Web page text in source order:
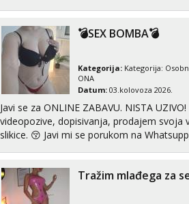
Tel:
tel:0,93€ - mob:1,12€ min
Kristina
Razgovaram :)
Učiteljica iz predgrađa traži...
Tel: 064/677-677
- Kod: #160
tel:0,93€ - mob:1,12€ min
Obavijesti me kada se
Snježana
nisi vidio. Uvijek sam spremna za ONLOINE
💣SEX BOMBA💣
Kategorija: Kategorija:
ONA
Datum: 03.kolovoza 2026.
Javi se za ONLINE ZABAVU. NISTA UZIVO! Radim
videopozive, dopisivanja, prodajem svoja
slikice. 😚 Javi mi se porukom na Whatsupp, Viber ili
Tražim mlađega za